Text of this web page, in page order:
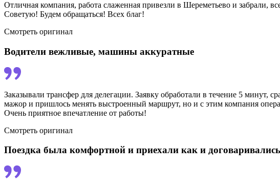
Отличная компания, работа слаженная привезли в Шереметьево и забрали,
Советую! Будем обращаться! Всех благ!
Смотреть оригинал
Водители вежливые, машины аккуратные
Заказывали трансфер для делегации. Заявку обработали в течение 5
мажор и пришлось менять выстроенный маршрут, но и с этим компания
Очень приятное впечатление от работы!
Смотреть оригинал
Поездка была комфортной и приехали как и договаривались